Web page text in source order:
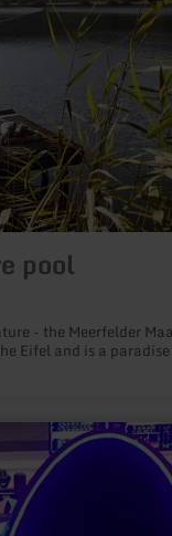
pool
- the Meerfelder
Eifel and is a